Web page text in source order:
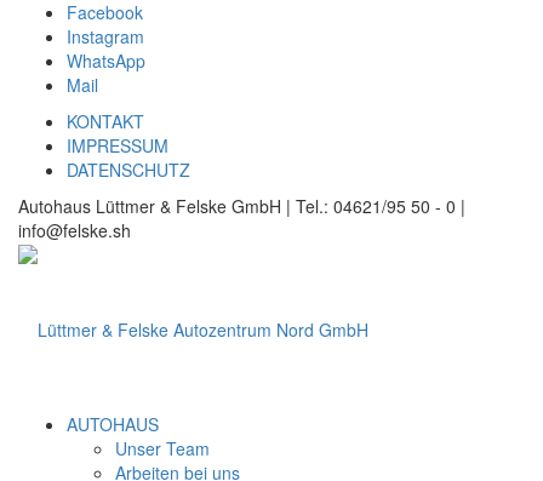
Facebook
Instagram
WhatsApp
Mail
KONTAKT
IMPRESSUM
DATENSCHUTZ
Autohaus Lüttmer & Felske GmbH | Tel.: 04621/95 50 - 0 |
info@felske.sh
AUTOHAUS
Unser Team
Arbeiten bei uns